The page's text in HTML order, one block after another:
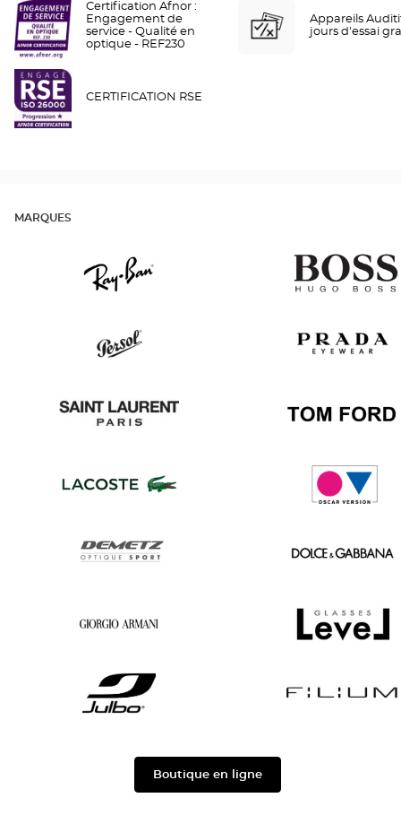
Certification Afnor :
Engagement de
service - Qualité en
optique - REF230
Appareils
jours d'essai
CERTIFICATION RSE
MARQUES
Laurent
Boutique en ligne